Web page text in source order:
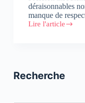
déraisonnables
manque de
Lire l'article
Agence
client
Recherche